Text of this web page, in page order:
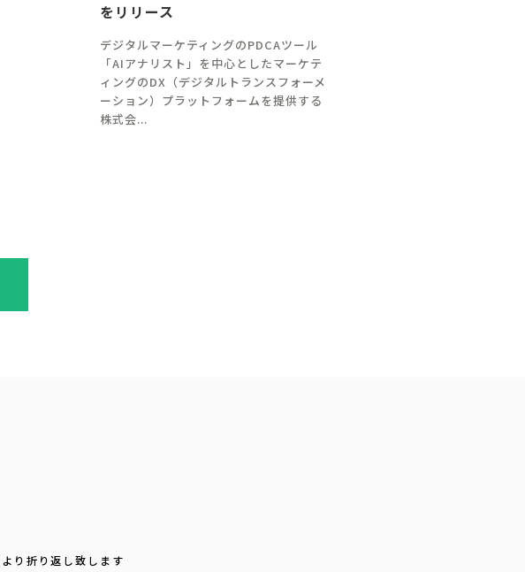
をリリース
デジタルマーケティングのPDCAツール
「AIアナリスト」を中心としたマーケテ
ィングのDX（デジタルトランスフォーメ
ーション）プラットフォームを提供する
株式会...
り折り返し致します